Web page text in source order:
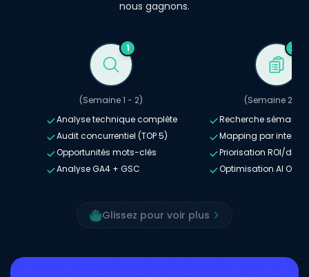
nous gagnons.
1
(Semaine 1 - 2)
Analyse technique complète
Audit concurrentiel (TOP 5)
Opportunités mots-clés
Analyse GA4 + GSC
2
(Semaine 2 - 3)
Recherche
Mapping par
Priorisation ROI/
Optimisation AI
Glissez pour voir plus